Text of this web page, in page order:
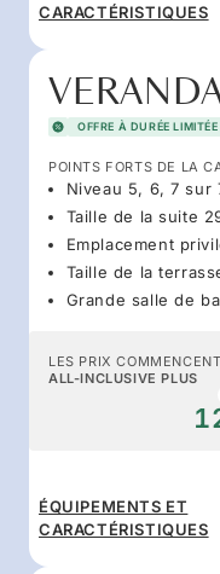
CARACTÉRISTIQUES
OFFRE À DURÉE LIMITÉE
POINTS FORTS DE LA
Niveau 5, 6, 7 sur
Taille de la suite
Emplacement
Taille de la
Grande salle de
LES PRIX
ALL-INCLUSIVE PLUS
ÉQUIPEMENTS ET
CARACTÉRISTIQUES